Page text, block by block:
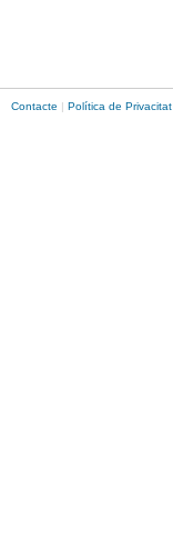
Contacte | Política de Privacitat